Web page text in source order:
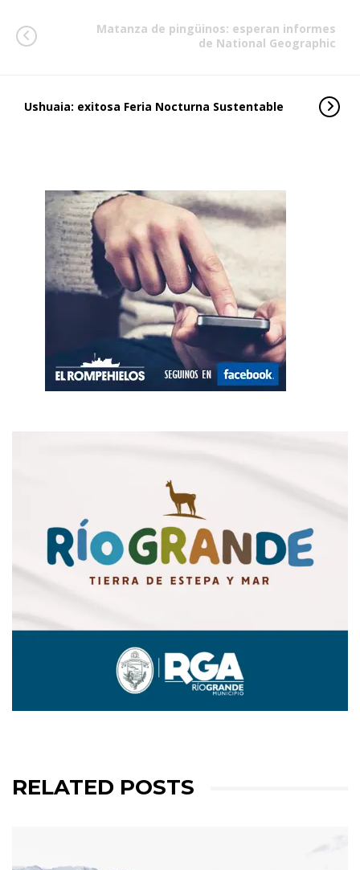
Matanza de pingüinos: esperan informes
de National Geographic
Ushuaia: exitosa Feria Nocturna Sustentable
RELATED POSTS